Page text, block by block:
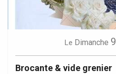
Le Dimanche 9
Brocante & vide grenier